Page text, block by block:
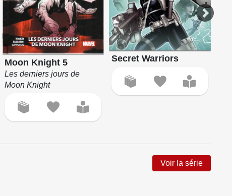
Moon Knight 5
Les derniers jours de
Moon Knight
Secret Warriors
Voir la série